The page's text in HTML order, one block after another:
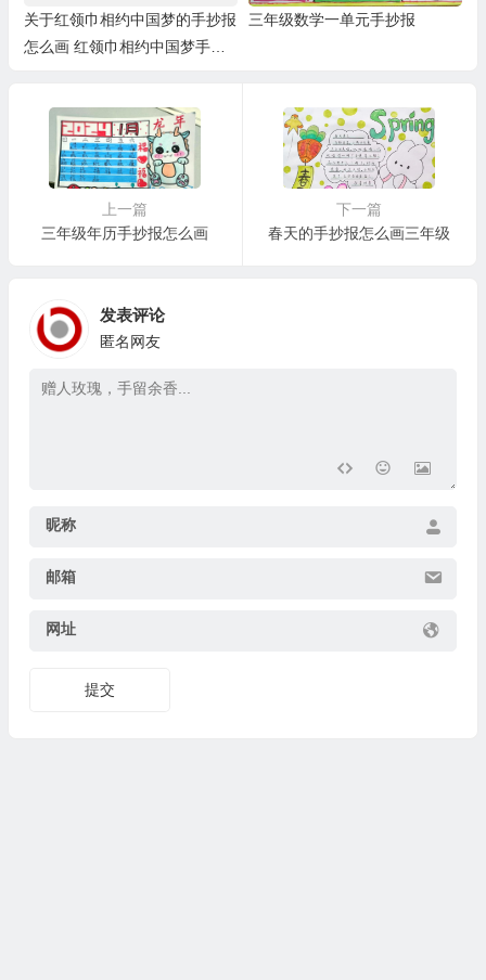
关于红领巾相约中国梦的手抄报
怎么画 红领巾相约中国梦手抄
三年级数学一单元手抄报
上一篇
三年级年历手抄报怎么画
下一篇
春天的手抄报怎么画三年级
发表评论
匿名网友
昵称
邮箱
网址
提交